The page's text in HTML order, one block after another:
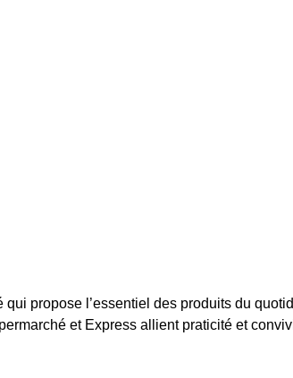
propose l’essentiel des produits du
et Express allient praticité et